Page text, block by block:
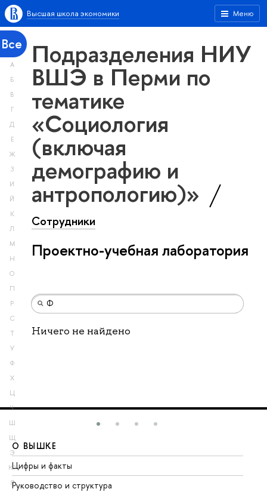
Меню
Высшая школа экономики
Все
А
Б
В
Г
Д
Е
Ж
З
И
Й
К
Л
М
Н
О
П
Р
С
Т
У
Ф
Х
Ц
Ч
Ш
Щ
Э
Ю
Я
Подразделения НИУ
ВШЭ в Перми по
тематике
«Социология
(включая
демографию и
антропологию)»
Сотрудники
Проектно-учебная лаборатория
Ничего не найдено
О ВЫШКЕ
Цифры и факты
Руководство и структура